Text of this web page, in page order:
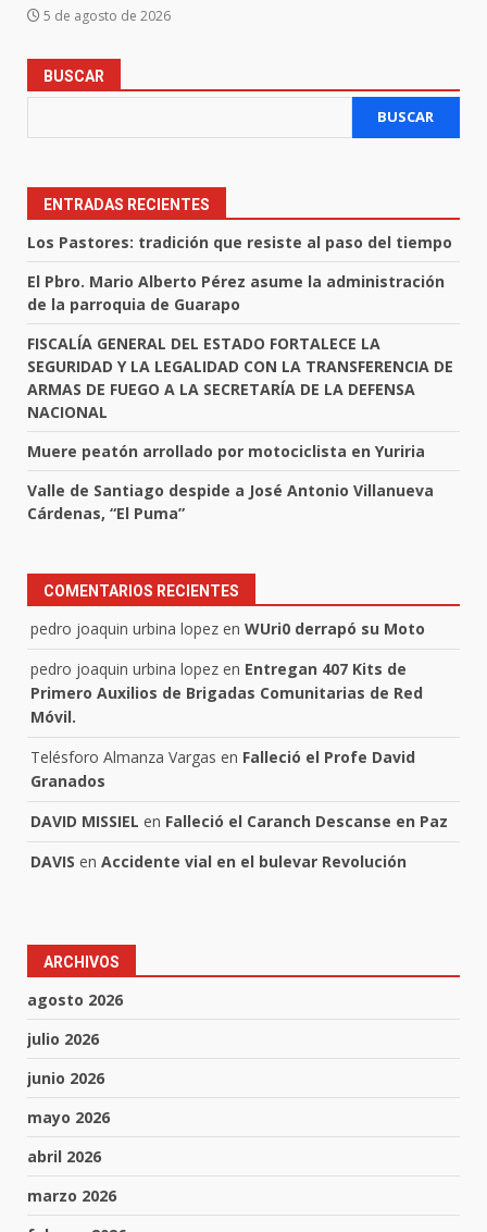
5 de agosto de 2026
BUSCAR
BUSCAR
ENTRADAS RECIENTES
Los Pastores: tradición que resiste al paso del tiempo
El Pbro. Mario Alberto Pérez asume la administración
de la parroquia de Guarapo
FISCALÍA GENERAL DEL ESTADO FORTALECE LA
SEGURIDAD Y LA LEGALIDAD CON LA TRANSFERENCIA DE
ARMAS DE FUEGO A LA SECRETARÍA DE LA DEFENSA
NACIONAL
Muere peatón arrollado por motociclista en Yuriria
Valle de Santiago despide a José Antonio Villanueva
Cárdenas, “El Puma”
COMENTARIOS RECIENTES
pedro joaquin urbina lopez en WUri0 derrapó su Moto
pedro joaquin urbina lopez en Entregan 407 Kits de
Primero Auxilios de Brigadas Comunitarias de Red
Móvil.
Telésforo Almanza Vargas en Falleció el Profe David
Granados
DAVID MISSIEL en Falleció el Caranch Descanse en Paz
DAVIS en Accidente vial en el bulevar Revolución
ARCHIVOS
agosto 2026
julio 2026
junio 2026
mayo 2026
abril 2026
marzo 2026